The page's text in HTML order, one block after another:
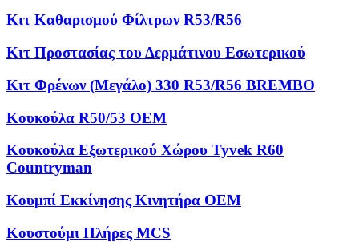
Κιτ Καθαρισμού Φίλτρων R53/R56
Κιτ Προστασίας του Δερμάτινου Εσωτερικού
Κιτ Φρένων (Μεγάλο) 330 R53/R56 BREMBO
Κουκούλα R50/53 OEM
Κουκούλα Εξωτερικού Χώρου Tyvek R60
Countryman
Κουμπί Εκκίνησης Κινητήρα OEM
Κουστούμι Πλήρες MCS